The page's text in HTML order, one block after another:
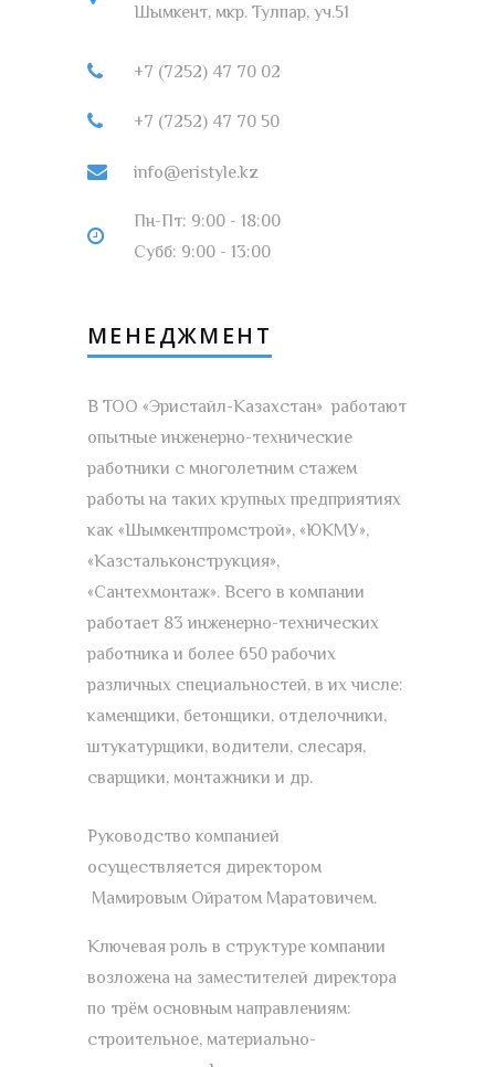
Шымкент, мкр. Тулпар, уч.51
+7 (7252) 47 70 02
+7 (7252) 47 70 50
info@eristyle.kz
Пн-Пт: 9:00 - 18:00
Субб: 9:00 - 13:00
МЕНЕДЖМЕНТ
В ТОО «Эристайл-Казахстан» работают
опытные инженерно-технические
работники с многолетним стажем
работы на таких крупных предприятиях
как «Шымкентпромстрой», «ЮКМУ»,
«Казстальконструкция»,
«Сантехмонтаж». Всего в компании
работает 83 инженерно-технических
работника и более 650 рабочих
различных специальностей, в их числе:
каменщики, бетонщики, отделочники,
штукатурщики, водители, слесаря,
сварщики, монтажники и др.
Руководство компанией
осуществляется директором
Мамировым Ойратом Маратовичем.
Ключевая роль в структуре компании
возложена на заместителей директора
по трём основным направлениям:
строительное, материально-